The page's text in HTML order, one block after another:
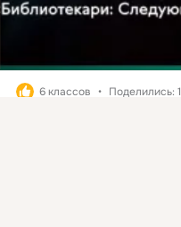
6 классов Поделились: 1